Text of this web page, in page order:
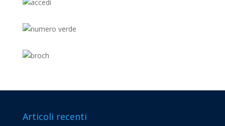
Articoli recenti